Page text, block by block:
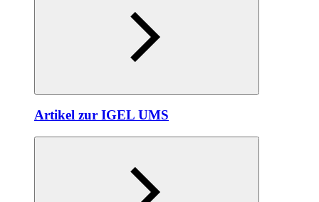
Artikel zur IGEL UMS